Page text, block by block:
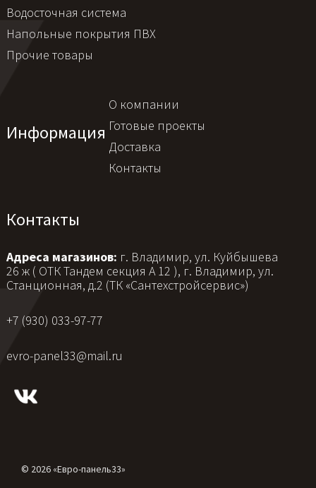
Водосточная система
Напольные покрытия ПВХ
Прочие товары
Информация
О компании
Готовые проекты
Доставка
Контакты
Контакты
Адреса магазинов: г. Владимир, ул. Куйбышева
26 ж ( ОТК Тандем секция А 12 ), г. Владимир, ул.
Станционная, д.2 (ТК «Сантехстройсервис»)
+7 (930) 033-97-77
evro-panel33@mail.ru
© 2026 «Евро-панель33»